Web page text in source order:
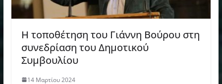
Η τοποθέτηση του Γιάννη Βούρου στη
συνεδρίαση του Δημοτικού
Συμβουλίου
14 Μαρτίου 2024